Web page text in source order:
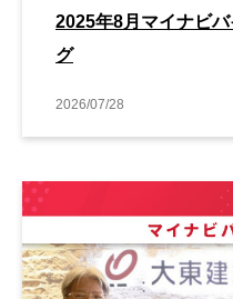
2025年8月マイナビ
グ
2026/07/28